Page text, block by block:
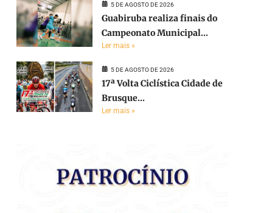
5 DE AGOSTO DE 2026
Guabiruba realiza finais do
Campeonato Municipal...
Ler mais »
5 DE AGOSTO DE 2026
17ª Volta Ciclística Cidade de
Brusque...
Ler mais »